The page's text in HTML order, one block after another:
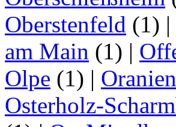
Oberstenfeld (1) |
am Main (1) |
Olpe (1) |
Osterholz-